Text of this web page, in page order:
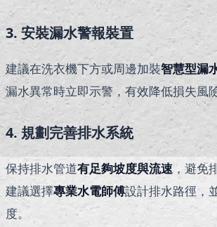
3. 安裝漏水警報裝置
建議在洗衣機下方或周邊加裝智慧型漏
漏水異常時立即示警，有效降低損失風險
4. 規劃完善排水系統
保持排水管道有足夠坡度與流速 ，避免
建議選擇專業水電師傅設計排水路徑，
度。